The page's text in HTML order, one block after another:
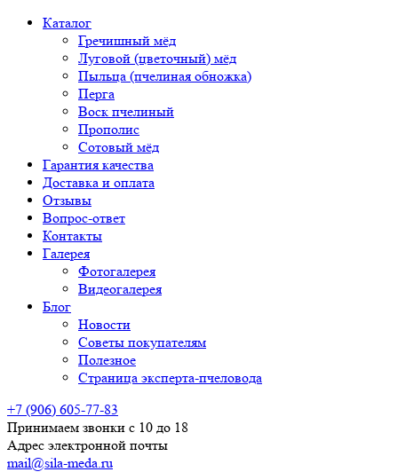
Каталог
Гречишный мёд
Луговой (цветочный) мёд
Пыльца (пчелиная обножка)
Перга
Воск пчелиный
Прополис
Сотовый мёд
Гарантия качества
Доставка и оплата
Отзывы
Вопрос-ответ
Контакты
Галерея
Фотогалерея
Видеогалерея
Блог
Новости
Советы покупателям
Полезное
Страница эксперта-пчеловода
+7 (906) 605-77-83
Принимаем звонки с 10 до 18
Адрес электронной почты
mail@sila-meda.ru